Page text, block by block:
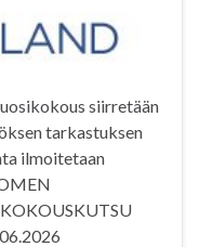
siirretään
tarkastuksen
ilmoitetaan